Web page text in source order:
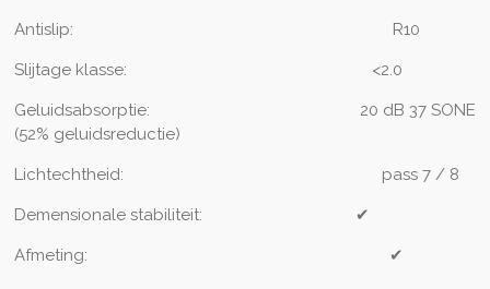
Antislip: R10
Slijtage klasse: <2.0
Geluidsabsorptie: 20 dB 37 SONE
(52% geluidsreductie)
Lichtechtheid: pass 7 / 8
Demensionale stabiliteit: ✔
Afmeting: ✔